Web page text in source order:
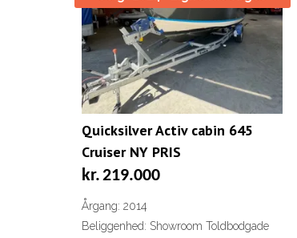
Quicksilver Activ cabin 645
Cruiser NY PRIS
kr.219.000
Årgang: 2014
Beliggenhed: Showroom Toldbodgade